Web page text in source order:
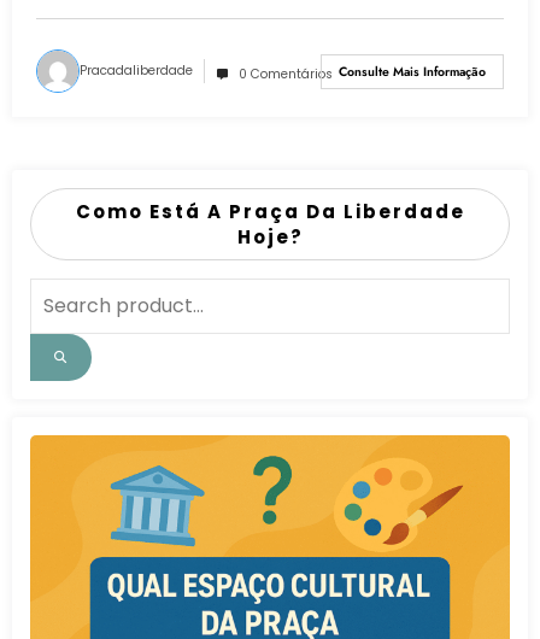
Pracadaliberdade 0 Comentários Consulte Mais Informação
Como Está A Praça Da Liberdade
Hoje?